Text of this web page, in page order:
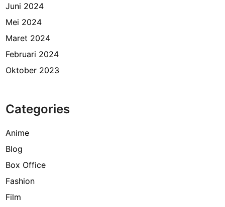
Juni 2024
Mei 2024
Maret 2024
Februari 2024
Oktober 2023
Categories
Anime
Blog
Box Office
Fashion
Film